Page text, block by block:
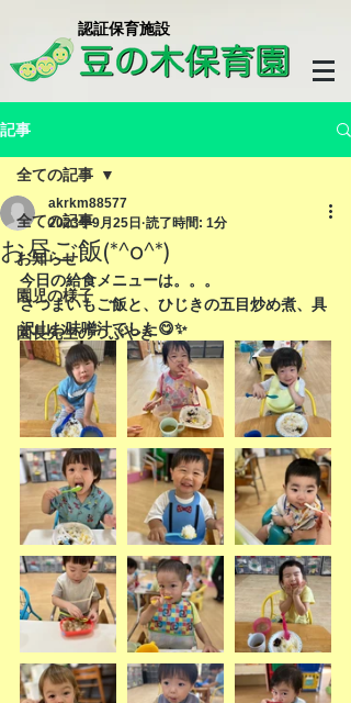
​認証保育施設
記事
全ての記事
お知らせ
園児の様子
園長先生のつぶやき
全ての記事
お昼ご飯(*^o^*)
akrkm88577
2023年9月25日 読了時間: 1分
今日の給食メニューは。。。
さつまいもご飯と、ひじきの五目炒め煮、具
沢山お味噌汁でした😋✨